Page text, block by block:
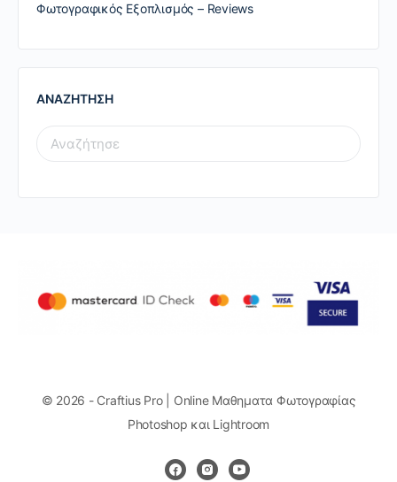
Φωτογραφικός Εξοπλισμός – Reviews
ΑΝΑΖΗΤΗΣΗ
SEARCH
FOR:
© 2026 - Craftius Pro | Online Μαθηματα Φωτογραφίας
Photoshop και Lightroom